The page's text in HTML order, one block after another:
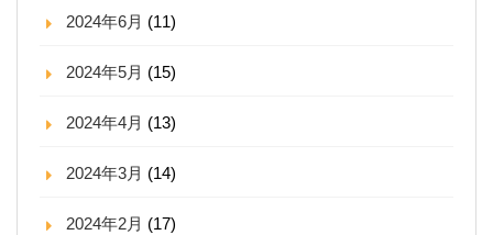
2024年6月 (11)
2024年5月 (15)
2024年4月 (13)
2024年3月 (14)
2024年2月 (17)